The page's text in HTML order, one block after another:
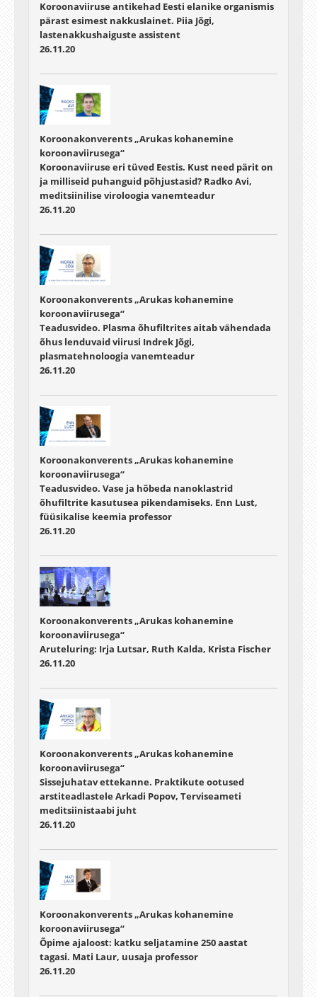
Koroonaviiruse antikehad Eesti elanike organismis
pärast esimest nakkuslainet. Piia Jõgi,
lastenakkushaiguste assistent
26.11.20
Koroonakonverents „Arukas kohanemine
koroonaviirusega“
Koroonaviiruse eri tüved Eestis. Kust need pärit on
ja milliseid puhanguid põhjustasid? Radko Avi,
meditsiinilise viroloogia vanemteadur
26.11.20
Koroonakonverents „Arukas kohanemine
koroonaviirusega“
Teadusvideo. Plasma õhufiltrites aitab vähendada
õhus lenduvaid viirusi Indrek Jõgi,
plasmatehnoloogia vanemteadur
26.11.20
Koroonakonverents „Arukas kohanemine
koroonaviirusega“
Teadusvideo. Vase ja hõbeda nanoklastrid
õhufiltrite kasutusea pikendamiseks. Enn Lust,
füüsikalise keemia professor
26.11.20
Koroonakonverents „Arukas kohanemine
koroonaviirusega“
Aruteluring: Irja Lutsar, Ruth Kalda, Krista Fischer
26.11.20
Koroonakonverents „Arukas kohanemine
koroonaviirusega“
Sissejuhatav ettekanne. Praktikute ootused
arstiteadlastele Arkadi Popov, Terviseameti
meditsiinistaabi juht
26.11.20
Koroonakonverents „Arukas kohanemine
koroonaviirusega“
Õpime ajaloost: katku seljatamine 250 aastat
tagasi. Mati Laur, uusaja professor
26.11.20